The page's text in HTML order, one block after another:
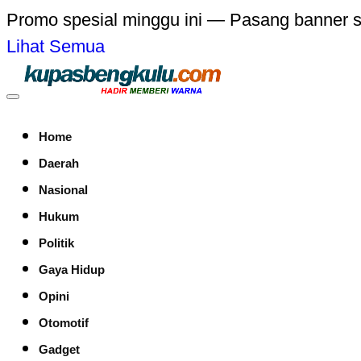
Promo spesial minggu ini — Pasang banner
Lihat Semua
Home
Daerah
Nasional
Hukum
Politik
Gaya Hidup
Opini
Otomotif
Gadget